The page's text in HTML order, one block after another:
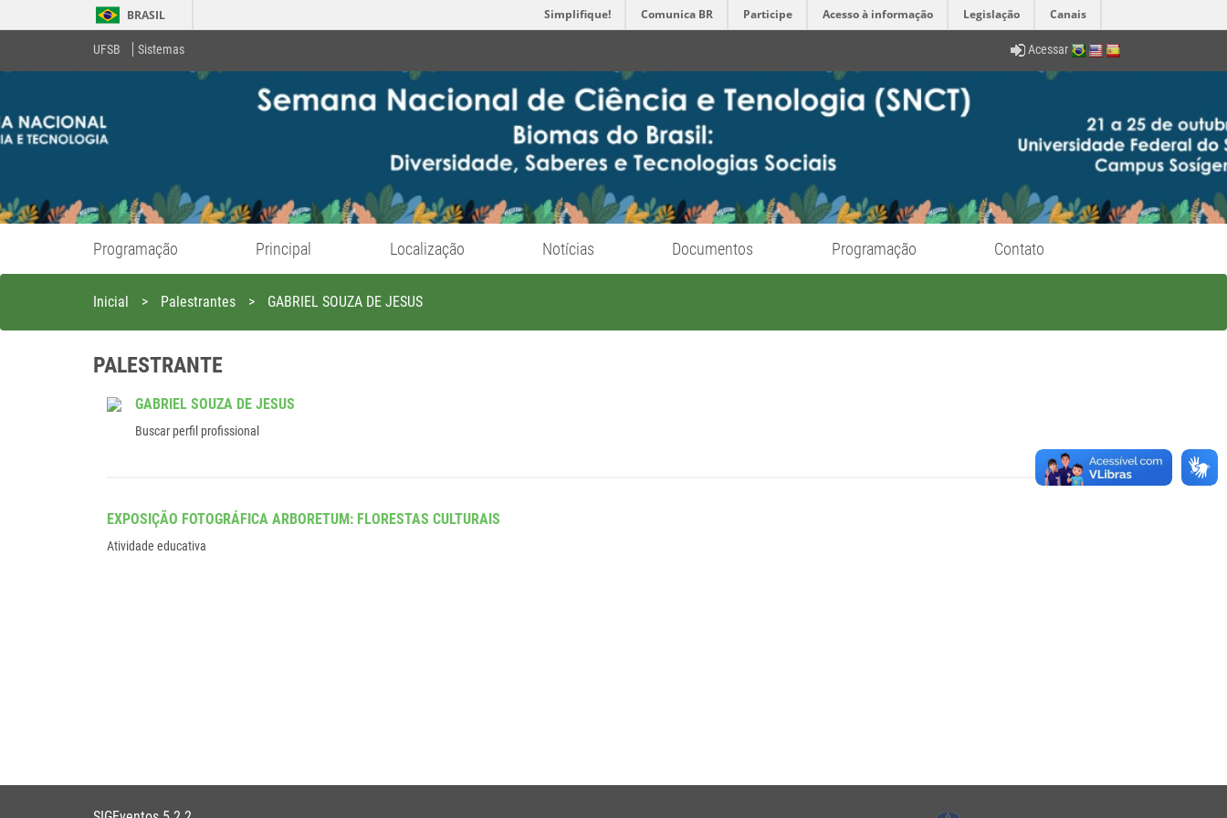
BRASIL Simplifique! Comunica BR Participe Acesso à informação Legislação Canais
UFSB Sistemas Acessar
Programação Principal Localização Notícias Documentos Programação Contato
Inicial > Palestrantes > GABRIEL SOUZA DE JESUS
PALESTRANTE
GABRIEL SOUZA DE JESUS
Buscar perfil profissional
EXPOSIÇÃO FOTOGRÁFICA ARBORETUM: FLORESTAS CULTURAIS
Atividade educativa